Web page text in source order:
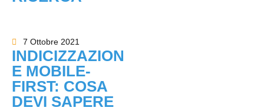
7 Ottobre 2021
INDICIZZAZION
E MOBILE-
FIRST: COSA
DEVI SAPERE